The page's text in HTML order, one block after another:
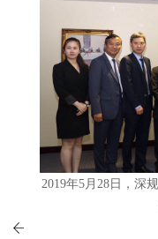
2019年5月28日，深